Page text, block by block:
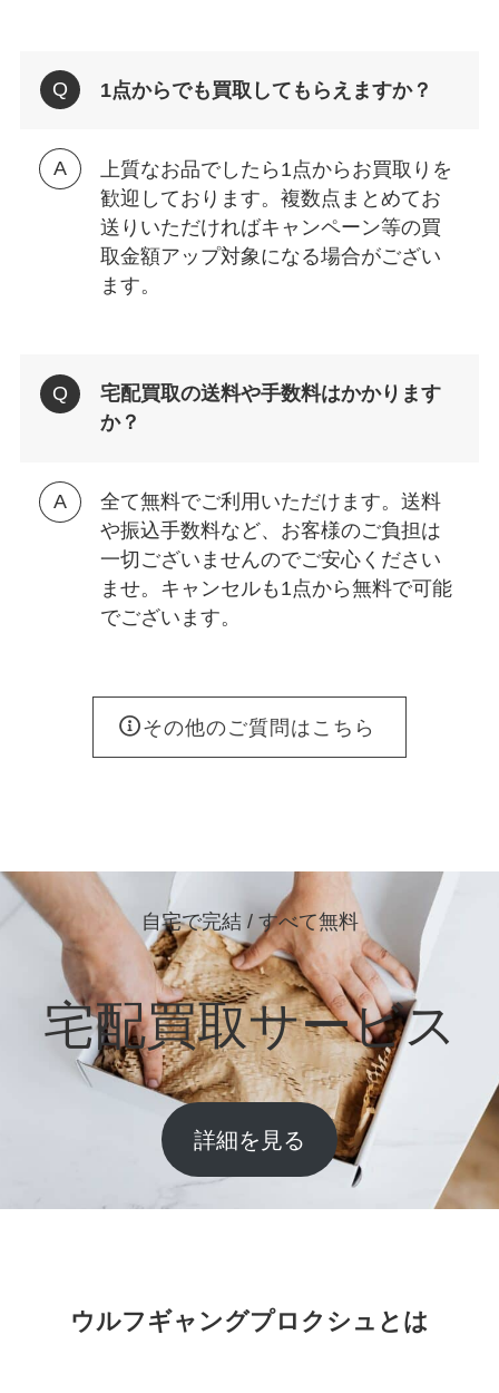
1点からでも買取してもらえますか？
上質なお品でしたら1点からお買取りを
歓迎しております。複数点まとめてお
送りいただければキャンペーン等の買
取金額アップ対象になる場合がござい
ます。
宅配買取の送料や手数料はかかります
か？
全て無料でご利用いただけます。送料
や振込手数料など、お客様のご負担は
一切ございませんのでご安心ください
ませ。キャンセルも1点から無料で可能
でございます。
その他のご質問はこちら
自宅で完結 / すべて無料
宅配買取サービス
詳細を見る
ウルフギャングプロクシュとは